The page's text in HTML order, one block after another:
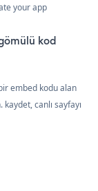
your app
kod
embed kodu alan
canlı sayfayı